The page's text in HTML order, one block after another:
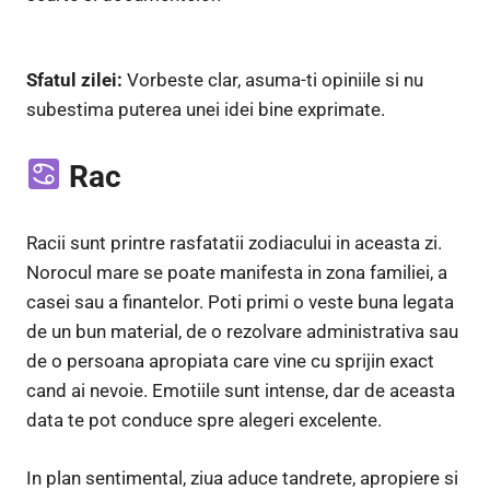
Sfatul zilei: Vorbeste clar, asuma-ti opiniile si nu
subestima puterea unei idei bine exprimate.
Rac
Racii sunt printre rasfatatii zodiacului in aceasta zi.
Norocul mare se poate manifesta in zona familiei, a
casei sau a finantelor. Poti primi o veste buna legata
de un bun material, de o rezolvare administrativa sau
de o persoana apropiata care vine cu sprijin exact
cand ai nevoie. Emotiile sunt intense, dar de aceasta
data te pot conduce spre alegeri excelente.
In plan sentimental, ziua aduce tandrete, apropiere si